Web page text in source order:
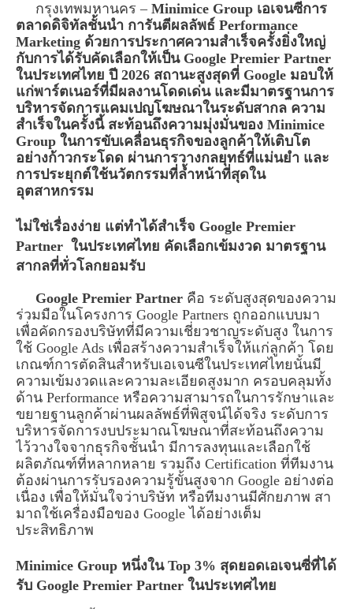
กรุงเทพมหานคร – Minimice Group เอเจนซีการ
ตลาดดิจิทัลชั้นนำ การันตีผลลัพธ์ Performance
Marketing ด้วยการประกาศความสำเร็จครั้งยิ่งใหญ่
กับการได้รับคัดเลือกให้เป็น Google Premier Partner
ในประเทศไทย ปี 2026 สถานะสูงสุดที่ Google มอบให้
แก่พาร์ตเนอร์ที่มีผลงานโดดเด่น และมีมาตรฐานการ
บริหารจัดการแคมเปญโฆษณาในระดับสากล ความ
สำเร็จในครั้งนี้ สะท้อนถึงความมุ่งมั่นของ Minimice
Group ในการขับเคลื่อนธุรกิจของลูกค้าให้เติบโต
อย่างก้าวกระโดด ผ่านการวางกลยุทธ์ที่แม่นยำ และ
การประยุกต์ใช้นวัตกรรมที่ล้ำหน้าที่สุดใน
อุตสาหกรรม
ไม่ใช่เรื่องง่าย แต่ทำได้สำเร็จ Google Premier
Partner ในประเทศไทย คัดเลือกเข้มงวด มาตรฐาน
สากลที่ทั่วโลกยอมรับ
Google Premier Partner คือ ระดับสูงสุดของความ
ร่วมมือในโครงการ Google Partners ถูกออกแบบมา
เพื่อคัดกรองบริษัทที่มีความเชี่ยวชาญระดับสูง ในการ
ใช้ Google Ads เพื่อสร้างความสำเร็จให้แก่ลูกค้า โดย
เกณฑ์การตัดสินสำหรับเอเจนซีในประเทศไทยนั้นมี
ความเข้มงวดและความละเอียดสูงมาก ครอบคลุมทั้ง
ด้าน Performance หรือความสามารถในการรักษาและ
ขยายฐานลูกค้าผ่านผลลัพธ์ที่พิสูจน์ได้จริง ระดับการ
บริหารจัดการงบประมาณโฆษณาที่สะท้อนถึงความ
ไว้วางใจจากธุรกิจชั้นนำ มีการลงทุนและเลือกใช้
ผลิตภัณฑ์ที่หลากหลาย รวมถึง Certification ที่ทีมงาน
ต้องผ่านการรับรองความรู้ขั้นสูงจาก Google อย่างต่อ
เนื่อง เพื่อให้มั่นใจว่าบริษัท หรือทีมงานมีศักยภาพ สา
มาถใช้เครื่องมือของ Google ได้อย่างเต็ม
ประสิทธิภาพ
Minimice Group หนึ่งใน Top 3% สุดยอดเอเจนซี่ที่ได้
รับ Google Premier Partner ในประเทศไทย